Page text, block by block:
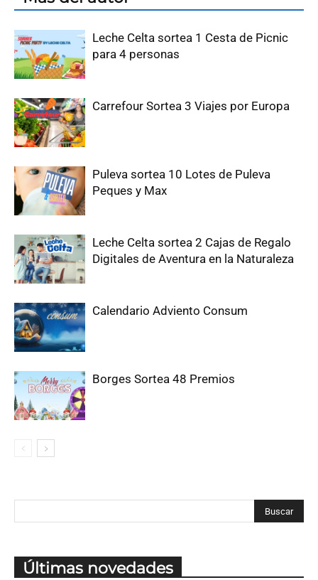
Leche Celta sortea 1 Cesta de Picnic
para 4 personas
Carrefour Sortea 3 Viajes por Europa
Puleva sortea 10 Lotes de Puleva
Peques y Max
Leche Celta sortea 2 Cajas de Regalo
Digitales de Aventura en la Naturaleza
Calendario Adviento Consum
Borges Sortea 48 Premios
Últimas novedades